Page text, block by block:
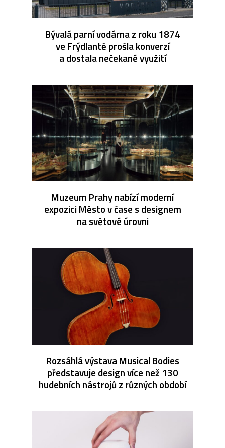
Bývalá parní vodárna z roku 1874
ve Frýdlantě prošla konverzí
a dostala nečekané využití
Muzeum Prahy nabízí moderní
expozici Město v čase s designem
na světové úrovni
Rozsáhlá výstava Musical Bodies
představuje design více než 130
hudebních nástrojů z různých období